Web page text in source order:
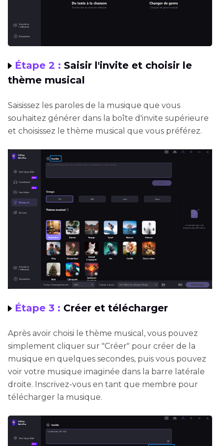
Étape 2 : Saisir l'invite et choisir le
thème musical
Saisissez les paroles de la musique que vous
souhaitez générer dans la boîte d'invite supérieure
et choisissez le thème musical que vous préférez.
Étape 3 : Créer et télécharger
Après avoir choisi le thème musical, vous pouvez
simplement cliquer sur "Créer" pour créer de la
musique en quelques secondes, puis vous pouvez
voir votre musique imaginée dans la barre latérale
droite. Inscrivez-vous en tant que membre pour
télécharger la musique.